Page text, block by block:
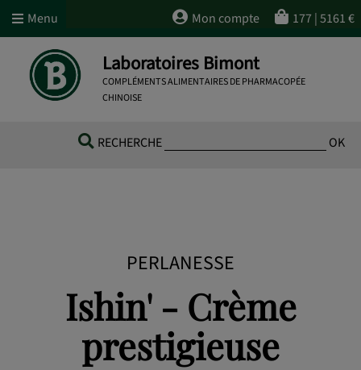
Laboratoires Bimont
COMPLÉMENTS ALIMENTAIRES DE PHARMACOPÉE
CHINOISE
RECHERCHE OK
PERLANESSE
Ishin' - Crème
prestigieuse
Menu Mon compte 177|5161€